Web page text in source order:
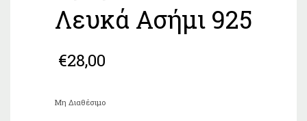
Λευκά Ασήμι 925
€28,00
Μη Διαθέσιμο